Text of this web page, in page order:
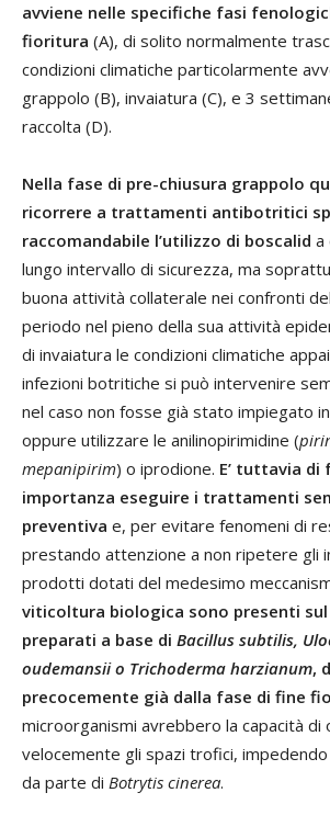
avviene nelle specifiche fasi
fioritura (A), di solito normalmente
condizioni climatiche particolarmente
grappolo (B), invaiatura (C), e 3
raccolta (D).
Nella fase di pre-chiusura grappolo
ricorrere a trattamenti antibotritici
raccomandabile l’utilizzo di boscalid a
lungo intervallo di sicurezza, ma
buona attività collaterale nei confronti
periodo nel pieno della sua attività
di invaiatura le condizioni climatiche
infezioni botritiche si può intervenire
nel caso non fosse già stato impiegato
oppure utilizzare le anilinopirimidine (
mepanipirim) o iprodione. E’ tuttavia
importanza eseguire i trattamenti
preventiva e, per evitare fenomeni di
prestando attenzione a non ripetere gli
prodotti dotati del medesimo
viticoltura biologica sono presenti
preparati a base di Bacillus subtilis,
oudemansii o Trichoderma harzianum,
precocemente già dalla fase di fine
microorganismi avrebbero la capacità di
velocemente gli spazi trofici, impedendo
da parte di Botrytis cinerea.